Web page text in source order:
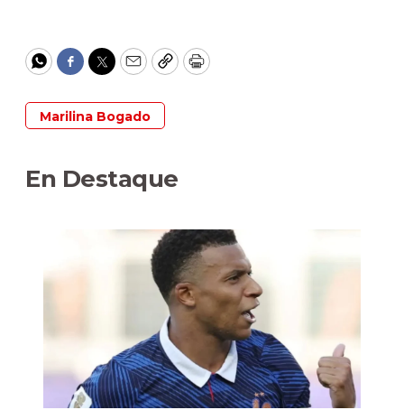
WhatsApp
Facebook
Twitter
EmailCopyPrint
Marilina Bogado
En Destaque